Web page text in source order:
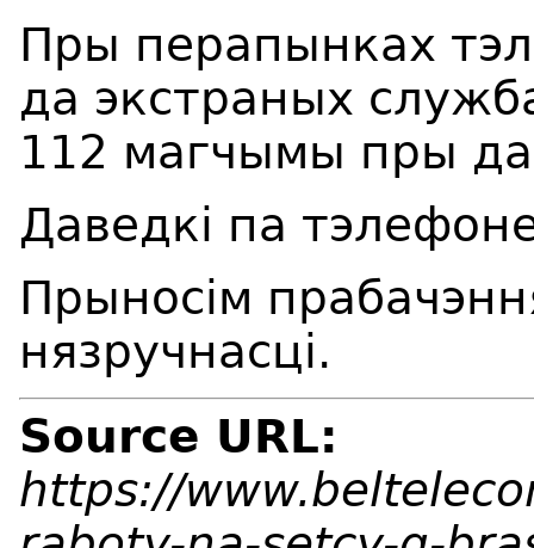
Пры перапынках
да экстраных
112 магчымы пры
Даведкі па
Прыносім
нязручнасці.
Source URL:
https://